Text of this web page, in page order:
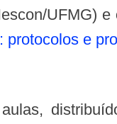
UFMG)
protocolos e